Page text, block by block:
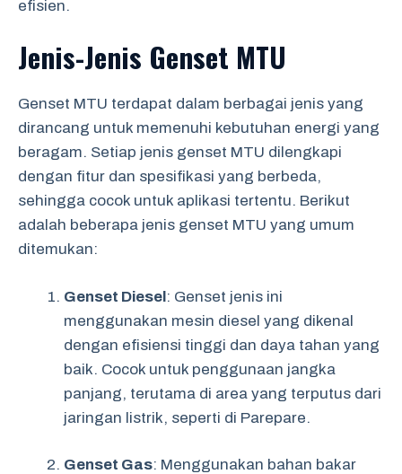
efisien.
Jenis-Jenis Genset MTU
Genset MTU terdapat dalam berbagai jenis yang
dirancang untuk memenuhi kebutuhan energi yang
beragam. Setiap jenis genset MTU dilengkapi
dengan fitur dan spesifikasi yang berbeda,
sehingga cocok untuk aplikasi tertentu. Berikut
adalah beberapa jenis genset MTU yang umum
ditemukan:
Genset Diesel: Genset jenis ini
menggunakan mesin diesel yang dikenal
dengan efisiensi tinggi dan daya tahan yang
baik. Cocok untuk penggunaan jangka
panjang, terutama di area yang terputus dari
jaringan listrik, seperti di Parepare.
Genset Gas: Menggunakan bahan bakar